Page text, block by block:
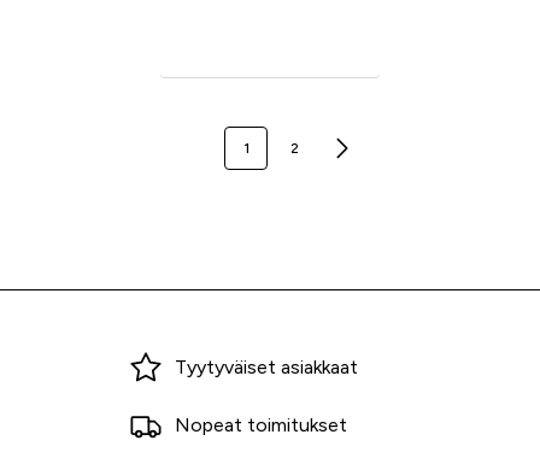
1 2
Miksi ostaa Tarvikekeskuksesta?
Tyytyväiset asiakkaat
Nopeat toimitukset